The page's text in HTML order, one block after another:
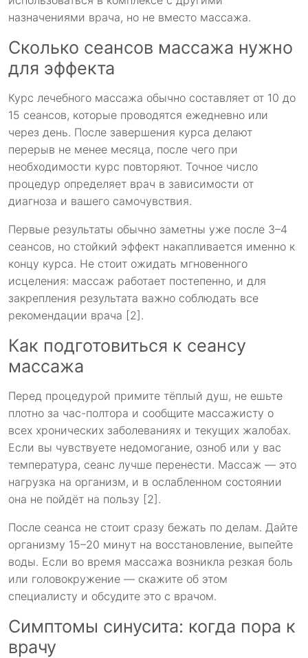
назначениями врача, но не вместо массажа.
Сколько сеансов массажа нужно
для эффекта
Курс лечебного массажа обычно составляет от 10 до
15 сеансов, которые проводятся ежедневно или
через день. После завершения курса делают
перерыв не менее месяца, после чего при
необходимости курс повторяют. Точное число
процедур определяет врач в зависимости от
диагноза и вашего самочувствия.
Первые результаты обычно заметны уже после 3–4
сеансов, но стойкий эффект накапливается именно к
концу курса. Не стоит ожидать мгновенного
исцеления: массаж работает постепенно, и для
закрепления результата важно соблюдать все
рекомендации врача [2].
Как подготовиться к сеансу
массажа
Перед процедурой примите тёплый душ, не ешьте
плотно за час-полтора и сообщите массажисту о
всех хронических заболеваниях и текущих жалобах.
Если вы чувствуете недомогание, озноб или у вас
температура, сеанс лучше перенести. Массаж — это
нагрузка на организм, и в ослабленном состоянии
она не пойдёт на пользу [2].
После сеанса не стоит сразу бежать по делам. Дайте
организму 15–20 минут на восстановление, выпейте
воды. Если во время массажа возникла резкая боль
или головокружение — скажите об этом
специалисту и обсудите это с врачом.
Симптомы синусита: когда пора к
врачу